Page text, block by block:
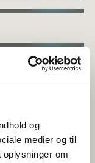
og
medier og til
om